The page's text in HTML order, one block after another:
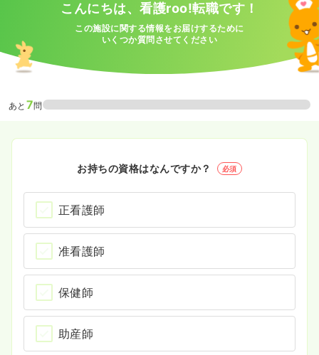
こんにちは、看護roo!転職です！
この施設に関する情報をお届けするために
いくつか質問させてください
あと 7問
お持ちの資格はなんですか？ 必須
正看護師
准看護師
保健師
助産師